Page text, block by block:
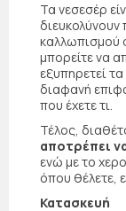
Τα νεσεσέρ
καλλωπισμού
μπορείτε να
εξυπηρετεί
διαφανή
που έχετε τι.
Τέλος,
αποτρέπει
ενώ με το
όπου θέλετε,
Κατασκευή